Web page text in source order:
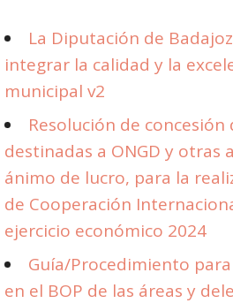
La Diputación de
integrar la calidad y la
municipal v2
Resolución de concesión
destinadas a ONGD y otras
ánimo de lucro, para la
de Cooperación
ejercicio económico 2024
Guía/Procedimiento
en el BOP de las áreas y